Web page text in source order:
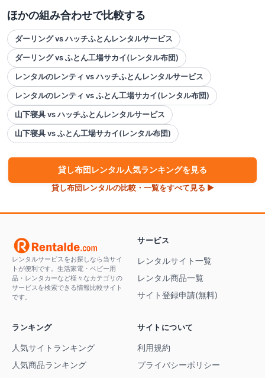
ほかの組み合わせで比較する
ダーリング vs ハッチふとんレンタルサービス
ダーリング vs ふとん工場サカイ(レンタル布団)
レンタルのレンティ vs ハッチふとんレンタルサービス
レンタルのレンティ vs ふとん工場サカイ(レンタル布団)
山下寝具 vs ハッチふとんレンタルサービス
山下寝具 vs ふとん工場サカイ(レンタル布団)
貸し布団レンタル人気ランキングを見る
貸し布団レンタルの比較・一覧をすべて見る ▶
レンタルサービスをお探しなら当サイ
トが便利です。生活家電・ベビー用
品・レンタカーなど様々なカテゴリの
サービスを検索できる情報比較サイト
です。
サービス
レンタルサイト一覧
レンタル商品一覧
サイト登録申請(無料)
ランキング
人気サイトランキング
人気商品ランキング
サイトについて
利用規約
プライバシーポリシー